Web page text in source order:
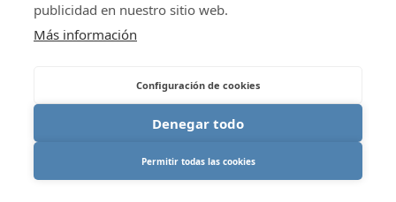
publicidad en nuestro sitio web.
Más información
Configuración de cookies
Denegar todo
Permitir todas las cookies